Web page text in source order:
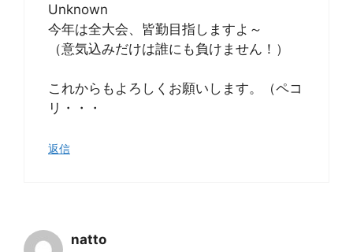
Unknown
今年は全大会、皆勤目指しますよ～
（意気込みだけは誰にも負けません！）
これからもよろしくお願いします。（ペコ
リ・・・
返信
natto